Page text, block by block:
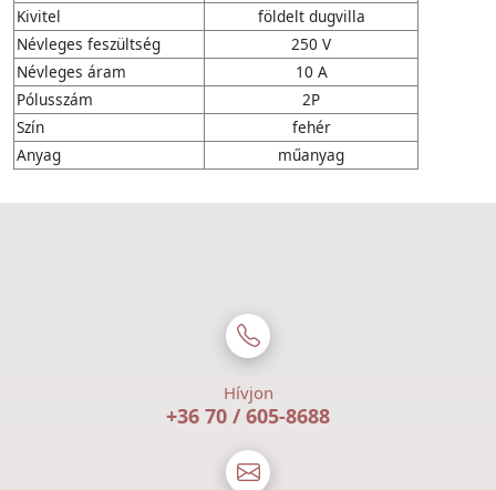
Kivitel
földelt dugvilla
Névleges feszültség
250 V
Névleges áram
10 A
Pólusszám
2P
Szín
fehér
Anyag
műanyag
Hívjon
+36 70 / 605-8688